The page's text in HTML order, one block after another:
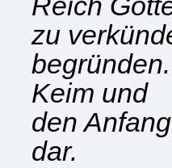
Reich
zu
Keim und
den
dar.